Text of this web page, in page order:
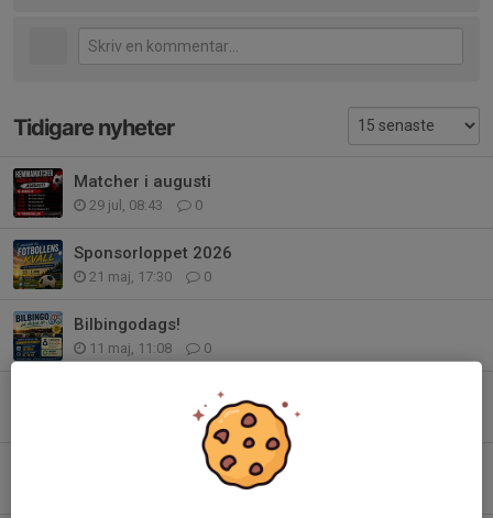
Tidigare nyheter
Matcher i augusti
29 jul, 08:43 0
Sponsorloppet 2026
21 maj, 17:30 0
Bilbingodags!
11 maj, 11:08 0
Bilbingo sommaren 2026
0
Bilbingo sommaren 2026